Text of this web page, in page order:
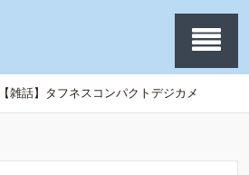
【雑話】タフネスコンパクトデジカメ